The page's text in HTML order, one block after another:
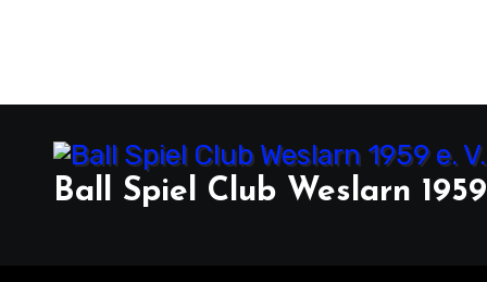
Ball Spiel Club Weslarn